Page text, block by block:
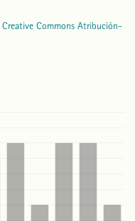
Creative Commons Atribución-